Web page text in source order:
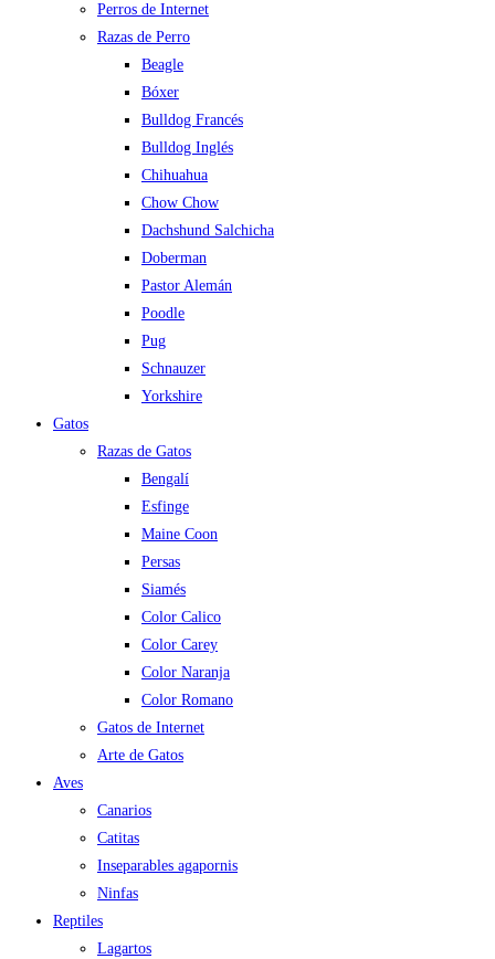
Perros de Internet
Razas de Perro
Beagle
Bóxer
Bulldog Francés
Bulldog Inglés
Chihuahua
Chow Chow
Dachshund Salchicha
Doberman
Pastor Alemán
Poodle
Pug
Schnauzer
Yorkshire
Gatos
Razas de Gatos
Bengalí
Esfinge
Maine Coon
Persas
Siamés
Color Calico
Color Carey
Color Naranja
Color Romano
Gatos de Internet
Arte de Gatos
Aves
Canarios
Catitas
Inseparables agapornis
Ninfas
Reptiles
Lagartos